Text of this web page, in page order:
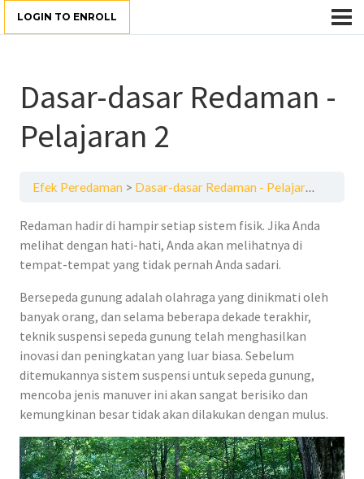
LOGIN TO ENROLL
Dasar-dasar Redaman -
Pelajaran 2
Efek Peredaman Dasar-dasar Redaman - Pelajaran 2
Redaman hadir di hampir setiap sistem fisik. Jika Anda
melihat dengan hati-hati, Anda akan melihatnya di
tempat-tempat yang tidak pernah Anda sadari.
Bersepeda gunung adalah olahraga yang dinikmati oleh
banyak orang, dan selama beberapa dekade terakhir,
teknik suspensi sepeda gunung telah menghasilkan
inovasi dan peningkatan yang luar biasa. Sebelum
ditemukannya sistem suspensi untuk sepeda gunung,
mencoba jenis manuver ini akan sangat berisiko dan
kemungkinan besar tidak akan dilakukan dengan mulus.
Video
Player